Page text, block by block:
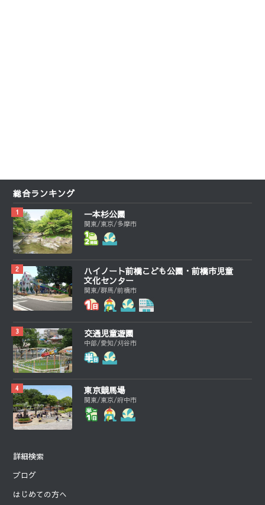
総合ランキング
一本杉公園
関東/東京/多摩市
ハイノート前橋こども公園・前橋市児童
文化センター
関東/群馬/前橋市
交通児童遊園
中部/愛知/刈谷市
東京競馬場
関東/東京/府中市
詳細検索
ブログ
はじめての方へ